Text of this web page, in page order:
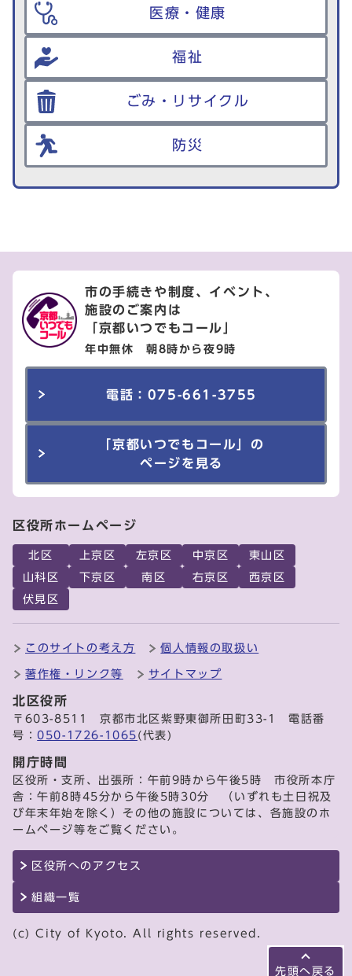
医療・健康
福祉
ごみ・リサイクル
防災
先頭へ戻る
市の手続きや制度、イベント、
施設のご案内は
「京都いつでもコール」
年中無休 朝8時から夜9時
電話：075-661-3755
「京都いつでもコール」の
ページを見る
区役所ホームページ
北区 上京区 左京区 中京区
東山区
山科区
下京区 南区 右京区
西京区
伏見区
このサイトの考え方 個人情報の取扱い
著作権・リンク等 サイトマップ
北区役所
〒603-8511 京都市北区紫野東御所田町33-1 電話番
号：050-1726-1065 (代表)
開庁時間
区役所・支所、出張所：午前9時から午後5時 市役所本庁
舎：午前8時45分から午後5時30分 （いずれも土日祝及
び年末年始を除く）その他の施設については、各施設のホ
ームページ等をご覧ください。
区役所へのアクセス
組織一覧
(c) City of Kyoto. All rights reserved.